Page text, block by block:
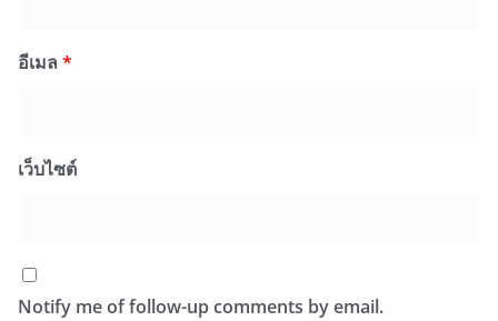
อีเมล *
เว็บไซต์
Notify me of follow-up comments by email.